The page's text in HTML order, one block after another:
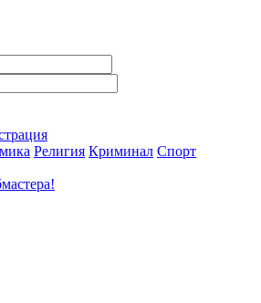
Религия Криминал Спорт